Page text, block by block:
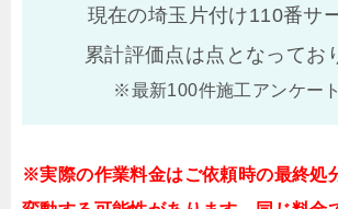
現在の埼玉片付け110番サ
累計評価点は点となってお
※最新100件施工アンケー
※実際の作業料金はご依頼時の最終処